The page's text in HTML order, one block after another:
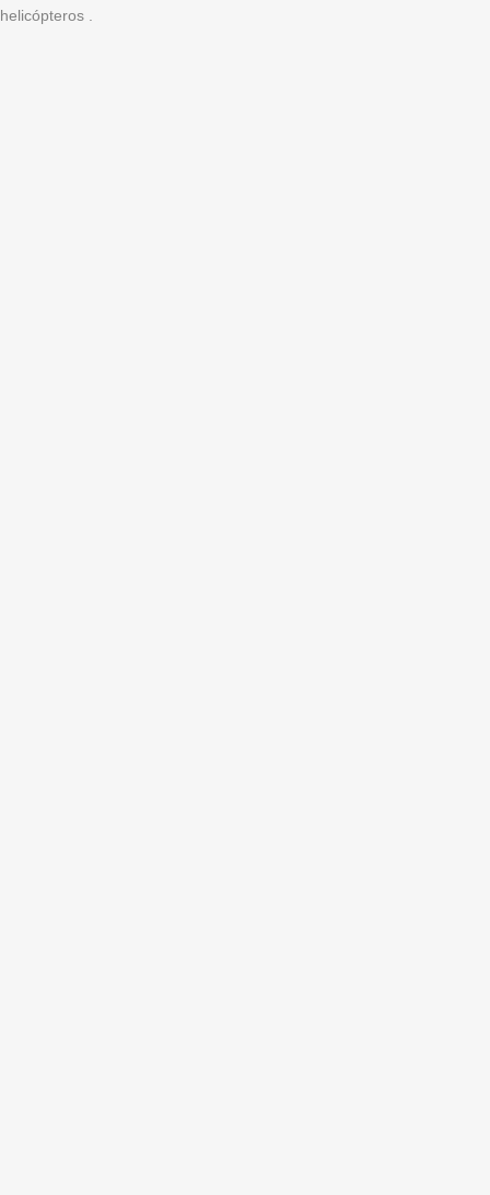
helicópteros .